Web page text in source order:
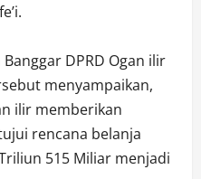
DPRD Ogan ilir
menyampaikan,
ilir memberikan
rencana belanja
515 Miliar menjadi